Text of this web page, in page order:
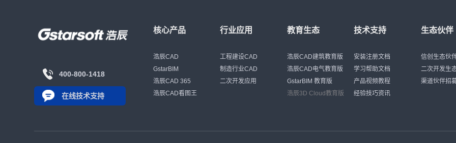
400-800-1418
在线技术支持
核心产品
浩辰CAD
GstarBIM
浩辰CAD 365
浩辰CAD看图王
行业应用
工程建设CAD
制造行业CAD
二次开发应用
教育生态
浩辰CAD建筑教育版
浩辰CAD电气教育版
GstarBIM 教育版
浩辰3D Cloud教育版
技术支持
安装注册文档
学习帮助文档
产品视频教程
经验技巧资讯
生态伙伴
信创生态伙
二次开发生
渠道伙伴招